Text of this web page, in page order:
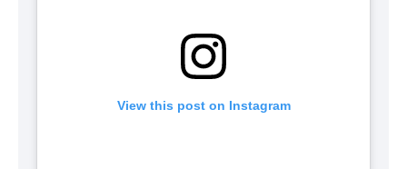
View this post on Instagram